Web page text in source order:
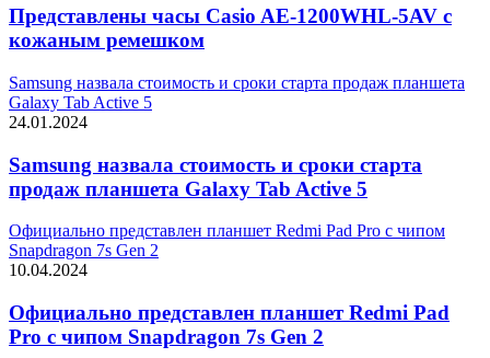
Представлены часы Casio AE-1200WHL-5AV с
кожаным ремешком
Samsung назвала стоимость и сроки старта продаж планшета
Galaxy Tab Active 5
24.01.2024
Samsung назвала стоимость и сроки старта
продаж планшета Galaxy Tab Active 5
Официально представлен планшет Redmi Pad Pro с чипом
Snapdragon 7s Gen 2
10.04.2024
Официально представлен планшет Redmi Pad
Pro с чипом Snapdragon 7s Gen 2